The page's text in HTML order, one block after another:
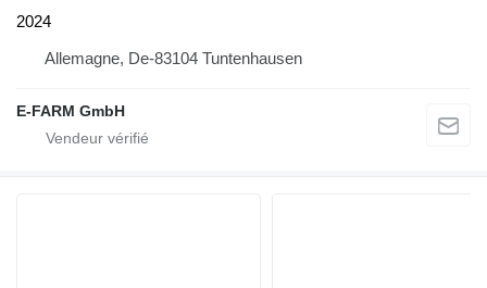
2024
Allemagne, De-83104 Tuntenhausen
E-FARM GmbH